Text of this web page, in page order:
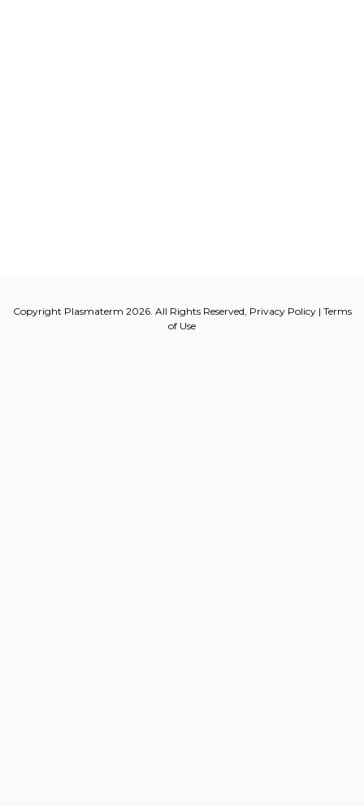
Copyright Plasmaterm 2026. All Rights Reserved, Privacy Policy| Terms
of Use